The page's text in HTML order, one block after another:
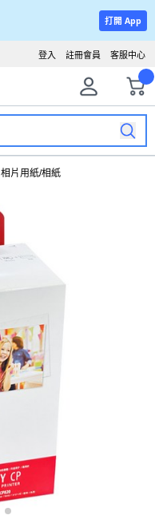
打開 App
客服中心
註冊會員
登入
相片用紙/相紙